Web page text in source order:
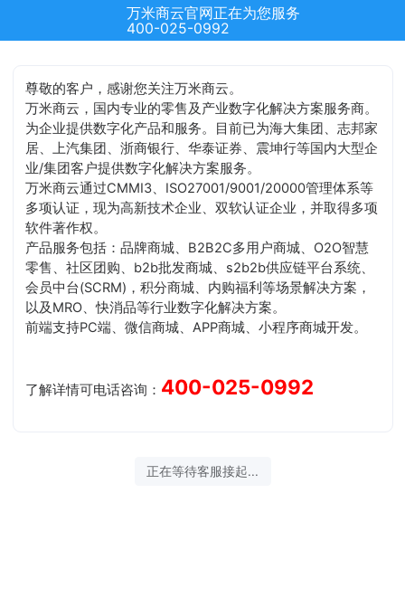
万米商云官网正在为您服务
400-025-0992
尊敬的客户，感谢您关注万米商云。
万米商云，国内专业的零售及产业数字化解决方案服务商。
为企业提供数字化产品和服务。目前已为海大集团、志邦家
居、上汽集团、浙商银行、华泰证券、震坤行等国内大型企
业/集团客户提供数字化解决方案服务。
万米商云通过CMMI3、ISO27001/9001/20000管理体系等
多项认证，现为高新技术企业、双软认证企业，并取得多项
软件著作权。
产品服务包括：品牌商城、B2B2C多用户商城、O2O智慧
零售、社区团购、b2b批发商城、s2b2b供应链平台系统、
会员中台(SCRM)，积分商城、内购福利等场景解决方案，
以及MRO、快消品等行业数字化解决方案。
前端支持PC端、微信商城、APP商城、小程序商城开发。
了解详情可电话咨询： 400-025-0992
正在等待客服接起...